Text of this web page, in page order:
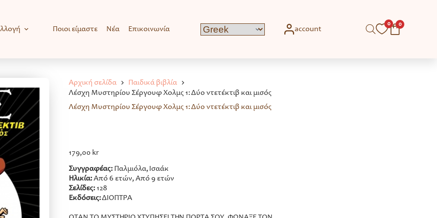
Ποιοι είμαστε Νέα Επικοινωνία account
0 0
Αρχική σελίδα
Παιδικά βιβλία
Λέσχη Μυστηρίου Σέργουφ Χολμς 1: Δύο ντετέκτιβ και μισός
Λέσχη Μυστηρίου Σέργουφ Χολμς 1: Δύο ντετέκτιβ και μισός
179,00 kr
Συγγραφέας: Παλμιόλα, Ισαάκ
Ηλικία:Από 6 ετών, Από 9 ετών
Σελίδες:128
Εκδόσεις:ΔΙΟΠΤΡΑ